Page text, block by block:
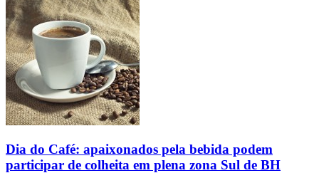
Dia do Café: apaixonados pela bebida podem
participar de colheita em plena zona Sul de BH